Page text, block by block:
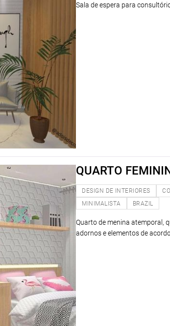
Sala de espera para
QUARTO
DESIGN DE INTERIORES
MINIMALISTA
BRAZIL
Quarto de menina atemporal,
adornos e elementos de